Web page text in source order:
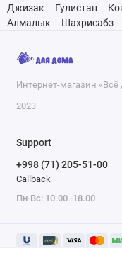
Джизак
Гулистан
Алмалык
Шахрисабз
Интернет-магазин
2023
Support
+998 (71) 205-51-00
Callback
Пн-Вс: 10.00 -18.00